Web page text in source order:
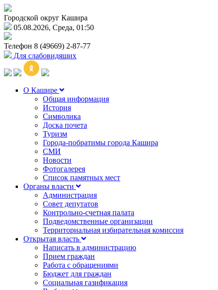
Городской округ Кашира
05.08.2026, Среда, 01:50
Телефон 8 (49669) 2-87-77
Для слабовидящих
О Кашире
Общая информация
История
Символика
Доска почета
Туризм
Города-побратимы города Кашира
СМИ
Новости
Фотогалерея
Список памятных мест
Органы власти
Администрация
Совет депутатов
Контрольно-счетная палата
Подведомственные организации
Территориальная избирательная комиссия
Открытая власть
Написать в администрацию
Прием граждан
Работа с обращениями
Бюджет для граждан
Социальная газификация